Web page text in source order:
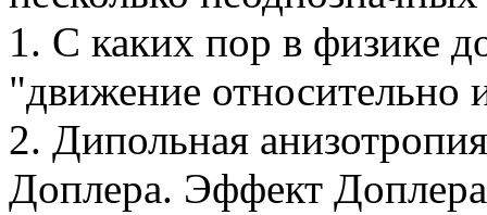
1. С каких пор в физике
"движение относительно
2. Дипольная
Доплера. Эффект